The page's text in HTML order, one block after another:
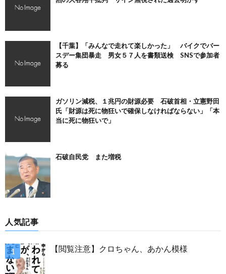
【千葉】「みんなで走れて楽しかった」 バイクでバー
スデー集団暴走 男女５７人を書類送検 SNSで参加者
募る
ガソリン減税、１兆円の財源必要 石破首相・立憲野田
氏「財源は死に物狂いで確保しなければならない」「本
当に死に物狂いで」
石破自民党 また増税
人気記事
【閲覧注意】クロちゃん、あかん模様